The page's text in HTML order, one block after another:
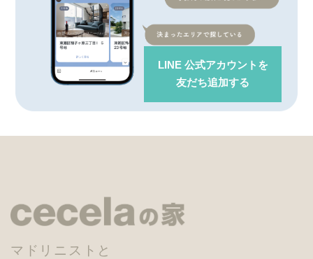
LINE 公式アカウント を
友だち追加する
マドリニストと